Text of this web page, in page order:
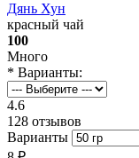
Дянь Хун
красный чай
100
Много
* Варианты:
4.6
128 отзывов
Варианты